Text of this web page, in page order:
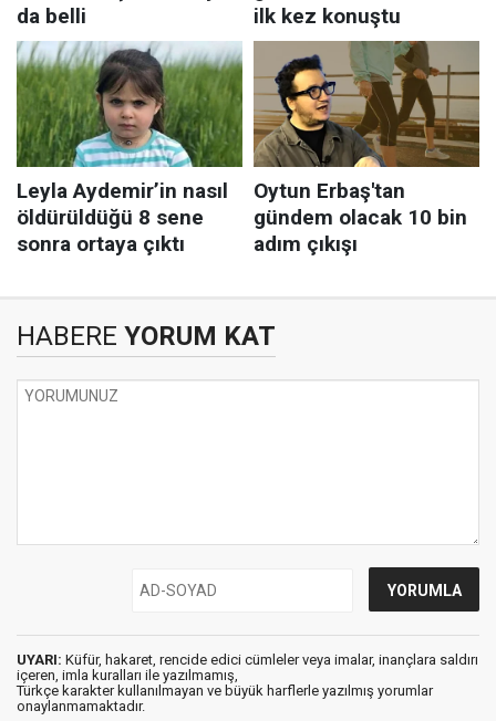
HABERE YORUM KAT
UYARI: Küfür, hakaret, rencide edici cümleler veya imalar, inançlara saldırı
içeren, imla kuralları ile yazılmamış,
Türkçe karakter kullanılmayan ve büyük harflerle yazılmış yorumlar
onaylanmamaktadır.